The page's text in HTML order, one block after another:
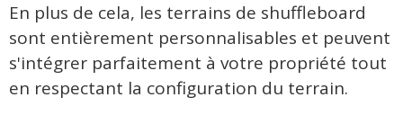
En plus de cela, les terrains de shuffleboard
sont entièrement personnalisables et peuvent
s'intégrer parfaitement à votre propriété tout
en respectant la configuration du terrain.